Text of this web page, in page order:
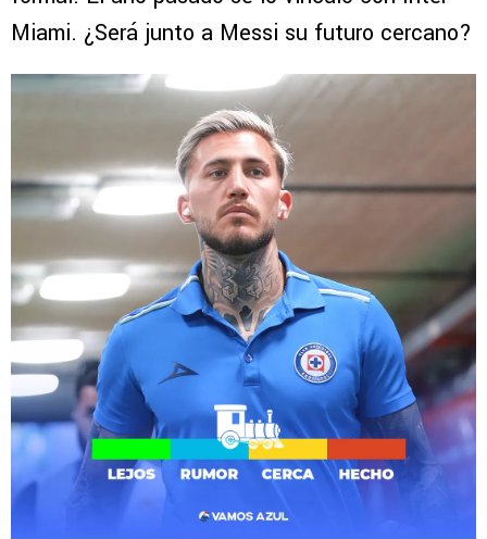
Miami. ¿Será junto a Messi su futuro cercano?